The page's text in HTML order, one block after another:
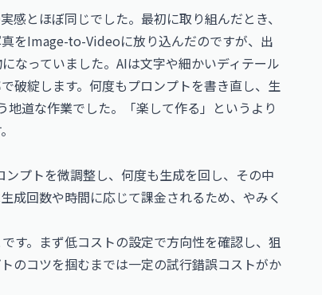
感とほぼ同じでした。最初に取り組んだとき、
をImage-to-Videoに放り込んだのですが、出
なっていました。AIは文字や細かいディテール
破綻します。何度もプロンプトを書き直し、生
道な作業でした。「楽して作る」というより
プトを微調整し、何度も生成を回し、その中
成回数や時間に応じて課金されるため、やみく
す。まず低コストの設定で方向性を確認し、狙
のコツを掴むまでは一定の試行錯誤コストがか